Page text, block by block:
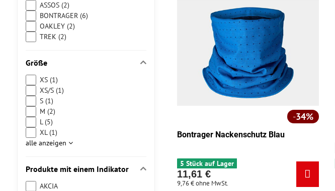
34%
Bontrager Nackenschutz Blau
5 Stück auf Lager
11,61 €
9,76 €ohne MwSt.
ASSOS (2)
BONTRAGER (6)
OAKLEY (2)
TREK (2)
Größe
XS (1)
XS/S (1)
S (1)
M (2)
L (5)
XL (1)
alle anzeigen
Produkte mit einem Indikator
AKCIA